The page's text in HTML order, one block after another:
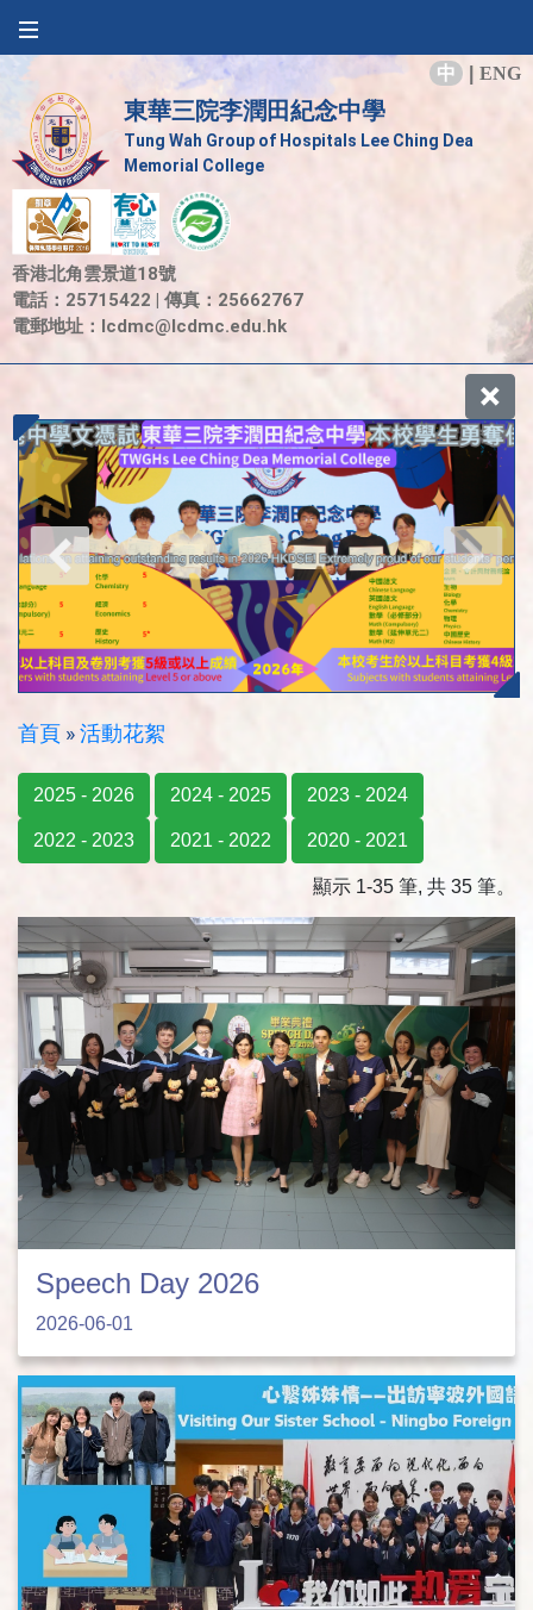
中 ENG
東華三院李潤田紀念中學
Tung Wah Group of Hospitals Lee Ching Dea
Memorial College
香港北角雲景道18號
電話：25715422 | 傳真：25662767
電郵地址： lcdmc@lcdmc.edu.hk
首頁 »活動花絮
2025 - 2026 2024 - 2025 2023 - 2024
2022 - 2023 2021 - 2022 2020 - 2021
顯示 1-35 筆, 共 35 筆。
Speech Day 2026
2026-06-01